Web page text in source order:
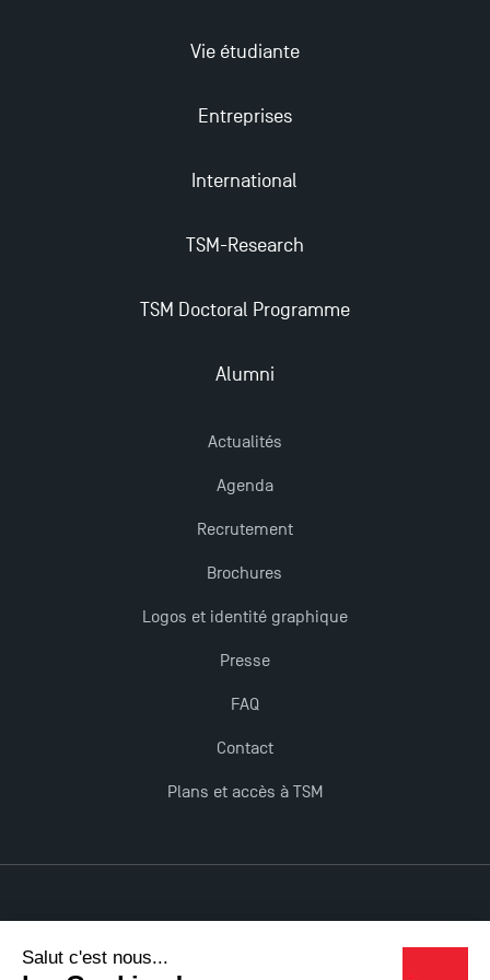
Vie étudiante
Entreprises
International
TSM-Research
TSM Doctoral Programme
Alumni
Actualités
Agenda
Recrutement
Brochures
Logos et identité graphique
Presse
FAQ
Contact
Plans et accès à TSM